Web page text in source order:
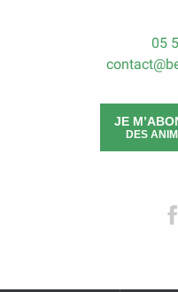
05
JE
DES